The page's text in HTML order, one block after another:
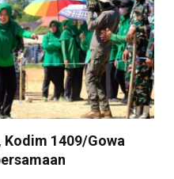
Kodim 1409/Gowa